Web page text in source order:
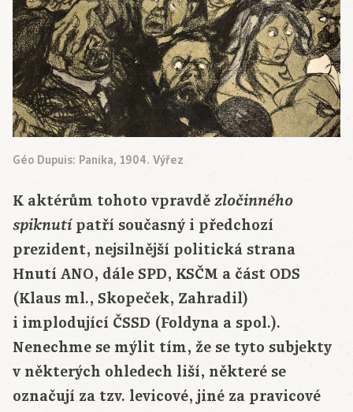
Géo Dupuis: Panika, 1904. Výřez
K aktérům tohoto vpravdě zločinného
spiknutípatří současný i předchozí
prezident, nejsilnější politická strana
Hnutí ANO, dále SPD, KSČM a část ODS
(Klaus ml., Skopeček, Zahradil)
i implodující ČSSD (Foldyna a spol.).
Nenechme se mýlit tím, že se tyto subjekty
v některých ohledech liší, některé se
označují za tzv. levicové, jiné za pravicové